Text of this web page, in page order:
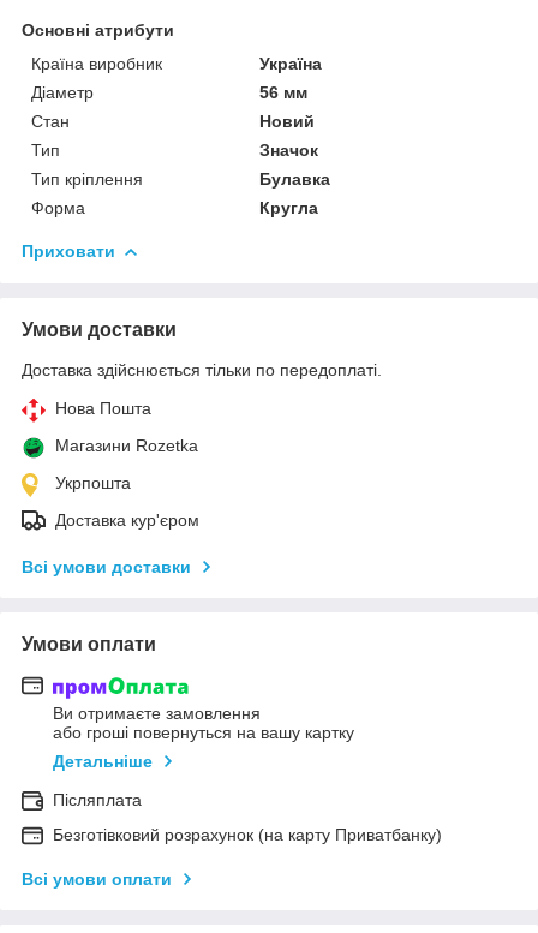
Основні атрибути
Країна виробник
Україна
Діаметр
56 мм
Стан
Новий
Тип
Значок
Тип кріплення
Булавка
Форма
Кругла
Приховати
Умови доставки
Доставка здійснюється тільки по передоплаті.
Нова Пошта
Магазини Rozetka
Укрпошта
Доставка кур'єром
Всі умови доставки
Умови оплати
Ви отримаєте замовлення
або гроші повернуться на вашу картку
Детальніше
Післяплата
Безготівковий розрахунок (на карту Приватбанку)
Всі умови оплати